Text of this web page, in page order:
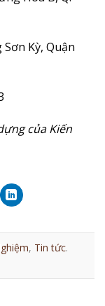
Kỳ, Quận
của Kiến
, Tin tức.